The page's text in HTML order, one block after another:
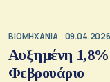
ΒΙΟΜΗΧΑΝΙΑ
Αυξημένη
Φεβρουάριο